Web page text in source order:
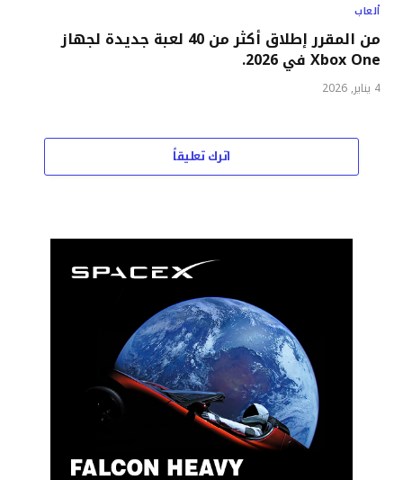
ألعاب
من المقرر إطلاق أكثر من 40 لعبة جديدة لجهاز
Xbox One في 2026.
4 يناير, 2026
اترك تعليقاً